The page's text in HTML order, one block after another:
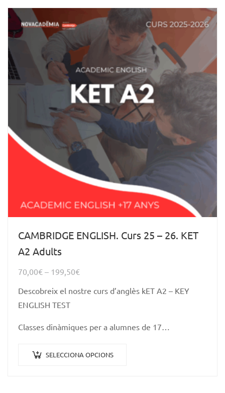
CAMBRIDGE ENGLISH. Curs 25 – 26. KET
A2 Adults
70,00€ – 199,50€
Descobreix el nostre curs d’anglès kET A2 – KEY
ENGLISH TEST
Classes dinàmiques per a alumnes de 17…
SELECCIONA OPCIONS